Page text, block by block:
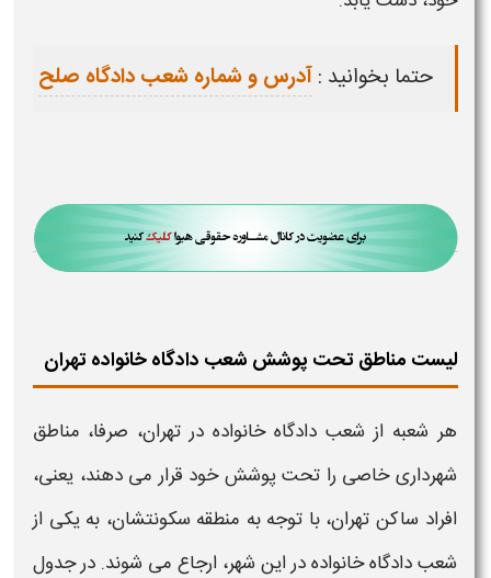
حتما بخوانید :آدرس و شماره شعب دادگاه صلح
لیست مناطق تحت پوشش شعب دادگاه خانواده تهران
هر شعبه از شعب دادگاه خانواده در تهران، صرفا، مناطق
شهرداری خاصی را تحت پوشش خود قرار می دهند، یعنی،
افراد ساکن تهران، با توجه به منطقه سکونتشان، به یکی از
شعب دادگاه خانوادهدر این شهر، ارجاع می شوند. در جدول